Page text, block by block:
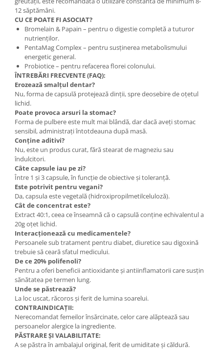
12 săptămâni.
CU CE POATE FI ASOCIAT?
Bromelain & Papain – pentru o digestie completă a tuturor
nutrienților.
PentaMag Complex – pentru susținerea metabolismului
energetic general.
Probiotice – pentru refacerea florei colonului.
ÎNTREBĂRI FRECVENTE (FAQ):
Erozează smalțul dentar?
Nu, forma de capsulă protejează dinții, spre deosebire de oțetul
lichid.
Poate provoca arsuri la stomac?
Forma de pulbere este mult mai blândă, dar dacă aveți stomac
sensibil, administrați întotdeauna după masă.
Conține aditivi?
Nu, este un produs curat, fără stearat de magneziu sau
îndulcitori.
Câte capsule iau pe zi?
Între 1 și 3 capsule, în funcție de obiective și toleranță.
Este potrivit pentru vegani?
Da, capsula este vegetală (hidroxipropilmetilceluloză).
Cât de concentrat este?
Extract 40:1, ceea ce înseamnă că o capsulă conține echivalentul a
20g oțet lichid.
Interacționează cu medicamentele?
Persoanele sub tratament pentru diabet, diuretice sau digoxină
trebuie să ceară sfatul medicului.
De ce 20% polifenoli?
Pentru a oferi beneficii antioxidante și antiinflamatorii care susțin
sănătatea pe termen lung.
Unde se păstrează?
La loc uscat, răcoros și ferit de lumina soarelui.
CONTRAINDICAȚII:
Nerecomandat femeilor însărcinate, celor care alăptează sau
persoanelor alergice la ingrediente.
PĂSTRARE ȘI VALABILITATE:
A se păstra în ambalajul original, ferit de umiditate și căldură.